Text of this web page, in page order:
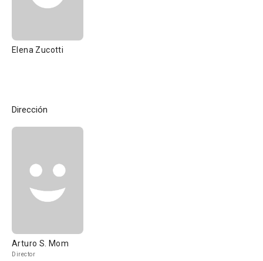
Elena Zucotti
Dirección
Arturo S. Mom
Director